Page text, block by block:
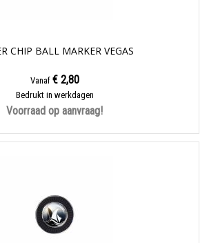
CHIP BALL MARKER VEGAS
Vanaf € 2,80
Bedrukt in werkdagen
Voorraad op aanvraag!